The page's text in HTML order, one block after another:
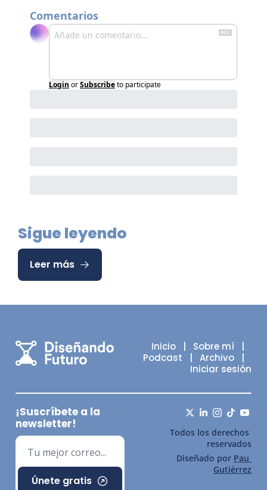
Comentarios
Login orSubscribeto participate
Sigue leyendo
Leer más
Inicio
   |
Sobre mí
   |
Podcast
Archivo
   |
Iniciar sesión
¡Suscríbete a la
newsletter!
Únete gratis
Todos los derechos
reservados
Diseñado por Pau
Gutiérrez